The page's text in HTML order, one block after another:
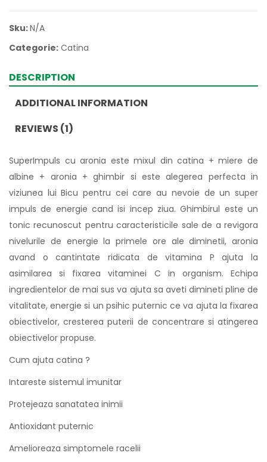
Sku:N/A
Categorie: Catina
DESCRIPTION
ADDITIONAL INFORMATION
REVIEWS (1)
SuperImpuls cu aronia este mixul din catina + miere de
albine + aronia + ghimbir si este alegerea perfecta in
viziunea lui Bicu pentru cei care au nevoie de un super
impuls de energie cand isi incep ziua. Ghimbirul este un
tonic recunoscut pentru caracteristicile sale de a revigora
nivelurile de energie la primele ore ale diminetii, aronia
avand o cantintate ridicata de vitamina P ajuta la
asimilarea si fixarea vitaminei C in organism. Echipa
ingredientelor de mai sus va ajuta sa aveti dimineti pline de
vitalitate, energie si un psihic puternic ce va ajuta la fixarea
obiectivelor, cresterea puterii de concentrare si atingerea
obiectivelor propuse.
Cum ajuta catina ?
Intareste sistemul imunitar
Protejeaza sanatatea inimii
Antioxidant puternic
Amelioreaza simptomele racelii